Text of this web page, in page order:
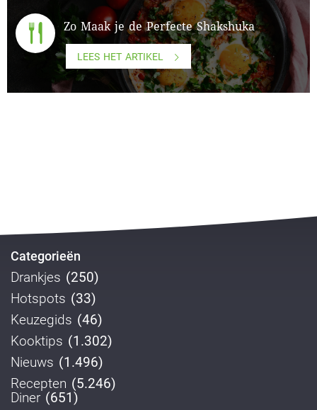
Zo Maak je de Perfecte Shakshuka
LEES HET ARTIKEL
Categorieën
Drankjes (250)
Hotspots (33)
Keuzegids (46)
Kooktips (1.302)
Nieuws (1.496)
Recepten (5.246)
Diner (651)